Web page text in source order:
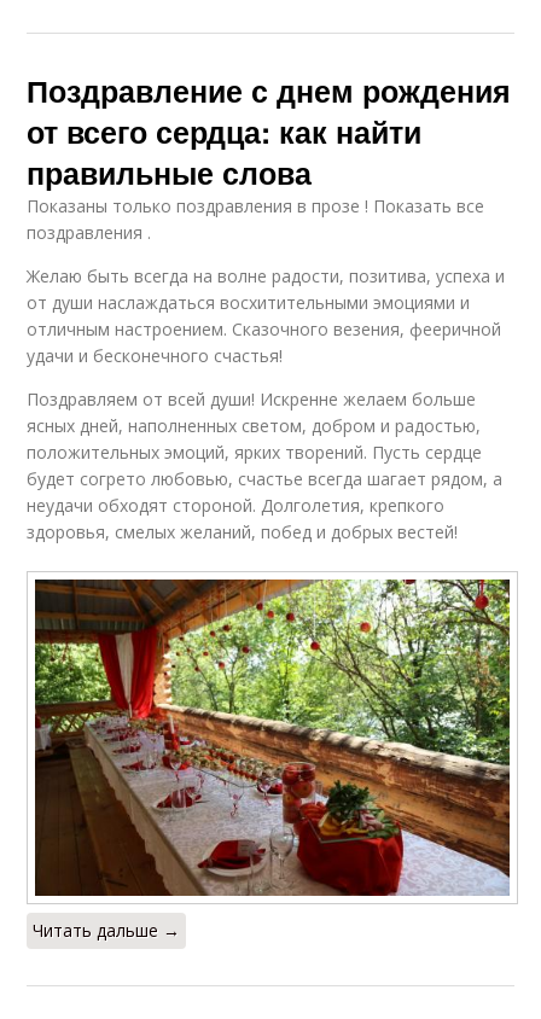
Поздравление с днем рождения
от всего сердца: как найти
правильные слова
Показаны только поздравления в прозе ! Показать все
поздравления .
Желаю быть всегда на волне радости, позитива, успеха и
от души наслаждаться восхитительными эмоциями и
отличным настроением. Сказочного везения, фееричной
удачи и бесконечного счастья!
Поздравляем от всей души! Искренне желаем больше
ясных дней, наполненных светом, добром и радостью,
положительных эмоций, ярких творений. Пусть сердце
будет согрето любовью, счастье всегда шагает рядом, а
неудачи обходят стороной. Долголетия, крепкого
здоровья, смелых желаний, побед и добрых вестей!
Читать дальше →